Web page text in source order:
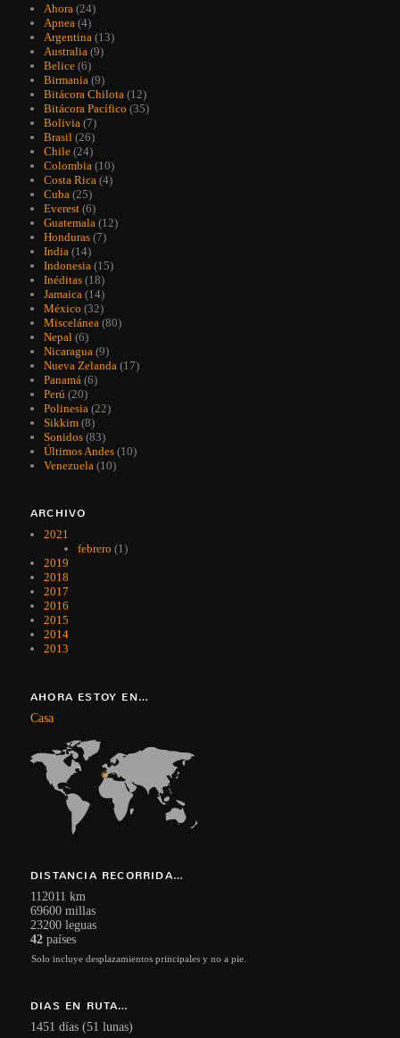
Ahora (24)
Apnea (4)
Argentina (13)
Australia (9)
Belice (6)
Birmania (9)
Bitácora Chilota (12)
Bitácora Pacífico (35)
Bolivia (7)
Brasil (26)
Chile (24)
Colombia (10)
Costa Rica (4)
Cuba (25)
Everest (6)
Guatemala (12)
Honduras (7)
India (14)
Indonesia (15)
Inéditas (18)
Jamaica (14)
México (32)
Miscelánea (80)
Nepal (6)
Nicaragua (9)
Nueva Zelanda (17)
Panamá (6)
Perú (20)
Polinesia (22)
Sikkim (8)
Sonidos (83)
Últimos Andes (10)
Venezuela (10)
ARCHIVO
2021
febrero (1)
2019
2018
2017
2016
2015
2014
2013
AHORA ESTOY EN…
Casa
DISTANCIA RECORRIDA…
112011 km
69600 millas
23200 leguas
42 países
Solo incluye desplazamientos principales y no a pie.
DIAS EN RUTA…
1451 días (51 lunas)